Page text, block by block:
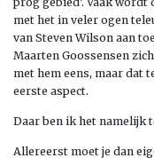
met het in veler ogen
van Steven Wilson aan
Maarten Goossensen
met hem eens, maar dat
eerste aspect.
Daar ben ik het namelijk
Allereerst moet je dan